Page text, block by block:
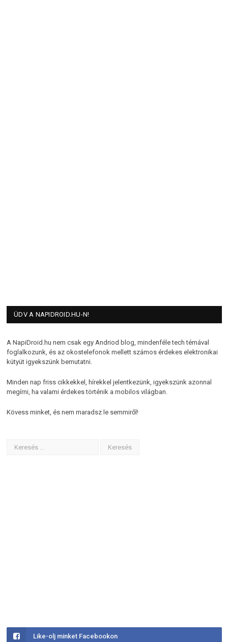
ÜDV A NAPIDROID.HU-N!
A NapiDroid.hu nem csak egy Andriod blog, mindenféle tech témával
foglalkozunk, és az okostelefonok mellett számos érdekes elektronikai
kütyüt igyekszünk bemutatni.
Minden nap friss cikkekkel, hírekkel jelentkezünk, igyekszünk azonnal
megírni, ha valami érdekes történik a mobilos világban.
Kövess minket, és nem maradsz le semmiről!
Like-olj minket Facebookon